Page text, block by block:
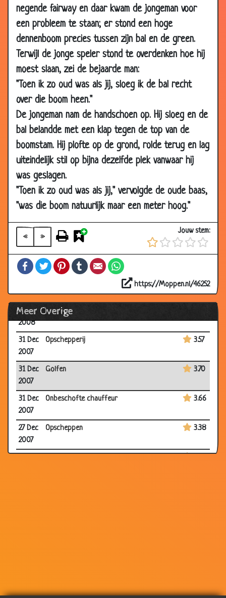
negende fairway en daar kwam de jongeman voor
een probleem te staan; er stond een hoge
dennenboom precies tussen zijn bal en de green.
Terwijl de jonge speler stond te overdenken hoe hij
moest slaan, zei de bejaarde man:
"Toen ik zo oud was als jij, sloeg ik de bal recht
over die boom heen."
De jongeman nam de handschoen op. Hij sloeg en de
bal belandde met een klap tegen de top van de
boomstam. Hij plofte op de grond, rolde terug en lag
uiteindelijk stil op bijna dezelfde plek vanwaar hij
was geslagen.
"Toen ik zo oud was als jij," vervolgde de oude baas,
"was die boom natuurlijk maar een meter hoog."
« »
Jouw stem:
FacebookTwitterPinterestTumblrEmail
https://Moppen.nl/46252
Meer Overige
10 Jan
2008
Lichaamstemperatuur
2008
Twee gekken
2008
Zit het niet meer zitten
10 Jan
2008
Wat een geluk
10 Jan
2008
Zin in macaroni
07 Jan
2008
De pianostemmer 3.50
07 Jan
2008
Schaamte gevoel 3.27
03 Jan
2008
Hun eerste voorstelling 3.53
03 Jan
2008
Een groot schrijver worden 2.58
2008
Nieuwe gehoorapparaten 3.56
03 Jan
2008
Mevrouw de Graaf
31 Dec
2007
Opschepperij 3.57
31 Dec
2007
Golfen 3.70
31 Dec
2007
Onbeschofte chauffeur 3.66
27 Dec
2007
Opscheppen 3.38